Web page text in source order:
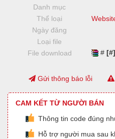
Danh mục
Thể loại
Ngày đăng
Loại file
File download
#[#]
Gửi thông báo lỗi
CAM KẾT TỪ NGƯỜI BÁN
Thông tin code đúng
Hỗ trợ người mua sau